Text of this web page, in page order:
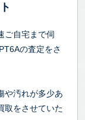
ご自宅まで伺
の査定をさ
や汚れが多少あ
取をさせていた